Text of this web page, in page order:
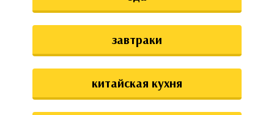
завтраки
китайская кухня